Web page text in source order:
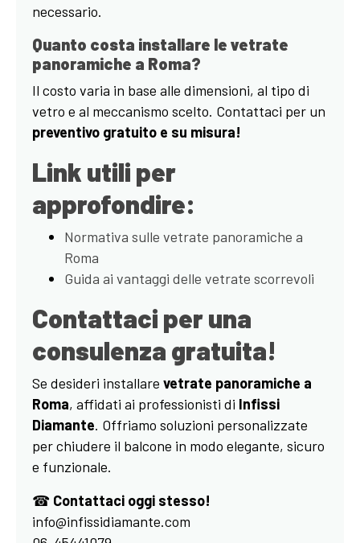
necessario.
Quanto costa installare le vetrate
panoramiche a Roma?
Il costo varia in base alle dimensioni, al tipo di
vetro e al meccanismo scelto. Contattaci per un
preventivo gratuito e su misura!
Link utili per
approfondire:
Normativa sulle vetrate panoramiche a
Roma
Guida ai vantaggi delle vetrate scorrevoli
Contattaci per una
consulenza gratuita!
Se desideri installare vetrate panoramiche a
Roma, affidati ai professionisti di Infissi
Diamante. Offriamo soluzioni personalizzate
per chiudere il balcone in modo elegante, sicuro
e funzionale.
☎ Contattaci oggi stesso!
info@infissidiamante.com